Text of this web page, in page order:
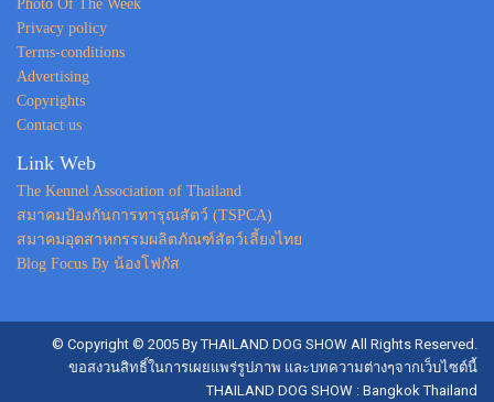
Photo Of The Week
Privacy policy
Terms-conditions
Advertising
Copyrights
Contact us
Link Web
The Kennel Association of Thailand
สมาคมป้องกันการทารุณสัตว์ (TSPCA)
สมาคมอุตสาหกรรมผลิตภัณฑ์สัตว์เลี้ยงไทย
Blog Focus By น้องโฟกัส
© Copyright © 2005 By THAILAND DOG SHOW All Rights Reserved.
ขอสงวนสิทธิ์ในการเผยแพร่รูปภาพ และบทความต่างๆจากเว็บไซต์นี้
THAILAND DOG SHOW : Bangkok Thailand